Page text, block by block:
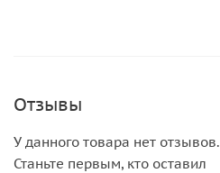
Отзывы
У данного товара нет отзывов.
Станьте первым, кто оставил